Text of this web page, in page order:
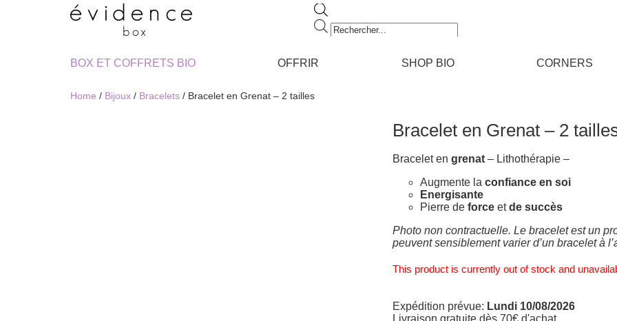
Recherche
de
BOX ET COFFRETS BIO
OFFRIR SHOP BIO CORNERS
Home / Bijoux / Bracelets / Bracelet en Grenat – 2 tailles
Bracelet en Grenat – 2
Bracelet en grenat – Lithothérapie –
Augmente la confiance en soi
Energisante
Pierre de force etde succès
Photo non contractuelle. Le bracelet est un
peuvent sensiblement varier d’un bracelet à
This product is currently out of stock and
Expédition prévue: Lundi 10/08/2026
Livraison gratuite dès 70€ d'achat